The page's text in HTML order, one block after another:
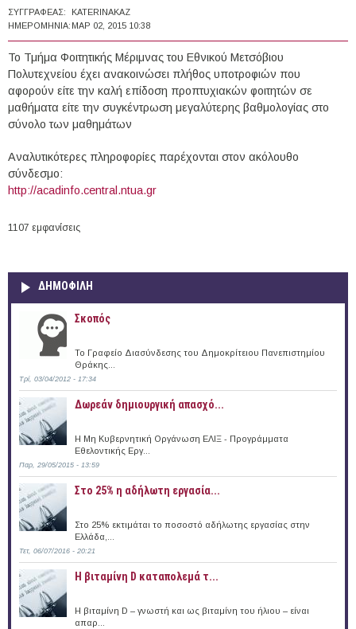
ΣΥΓΓΡΑΦΈΑΣ:
KATERINAKAZ
ΗΜΕΡΟΜΗΝΊΑ: ΜΑΡ 02, 2015 10:38
Το Τμήμα Φοιτητικής Μέριμνας του Εθνικού Μετσόβιου
Πολυτεχνείου έχει ανακοινώσει πλήθος υποτροφιών που
αφορούν είτε την καλή επίδοση προπτυχιακών φοιτητών σε
μαθήματα είτε την συγκέντρωση μεγαλύτερης βαθμολογίας στο
σύνολο των μαθημάτων
Αναλυτικότερες πληροφορίες παρέχονται στον ακόλουθο
σύνδεσμο:
http://acadinfo.central.ntua.gr
1107 εμφανίσεις
ΔΗΜΟΦΙΛΗ
Σκοπός
Το Γραφείο Διασύνδεσης του Δημοκρίτειου Πανεπιστημίου
Θράκης...
Τρί, 03/04/2012 - 17:34
Δωρεάν δημιουργική απασχό...
Η Μη Κυβερνητική Οργάνωση ΕΛΙΞ - Προγράμματα
Εθελοντικής Εργ...
Παρ, 29/05/2015 - 13:59
Στο 25% η αδήλωτη εργασία...
Στο 25% εκτιμάται το ποσοστό αδήλωτης εργασίας στην
Ελλάδα,...
Τετ, 06/07/2016 - 20:21
Η βιταμίνη D καταπολεμά τ...
Η βιταμίνη D – γνωστή και ως βιταμίνη του ήλιου – είναι
απαρ...